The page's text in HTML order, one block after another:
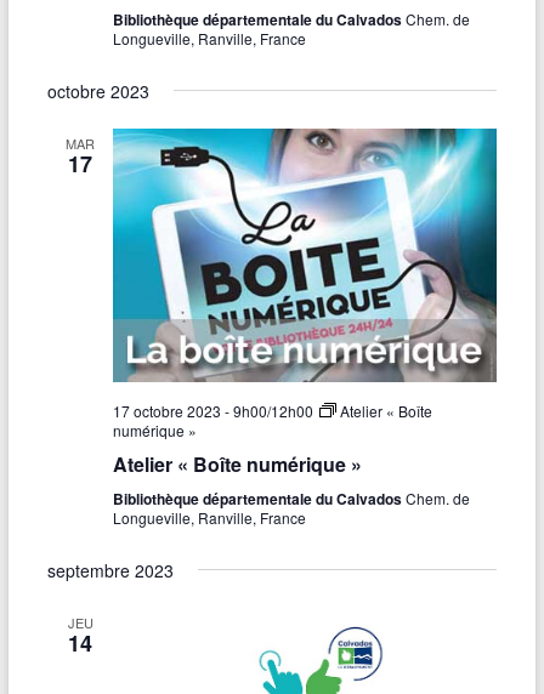
Bibliothèque départementale du CalvadosChem. de
Longueville, Ranville, France
octobre 2023
MAR
17
17 octobre 2023 - 9h00/12h00
Atelier « Boîte
numérique »
Atelier « Boîte numérique »
Bibliothèque départementale du CalvadosChem. de
Longueville, Ranville, France
septembre 2023
JEU
14